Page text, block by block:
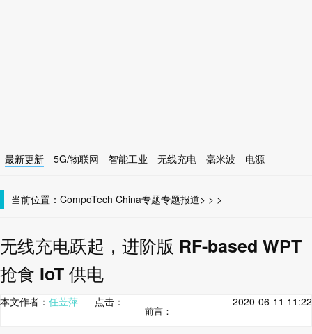
最新更新 5G/物联网 智能工业 无线充电 毫米波
电源
当前位置： CompoTech China >
专题 >
专题报道 >
无线充电跃起，进阶版 RF-based WPT
抢食 IoT 供电
本文作者： 任苙萍 点击： 2020-06-11 11:22
前言：